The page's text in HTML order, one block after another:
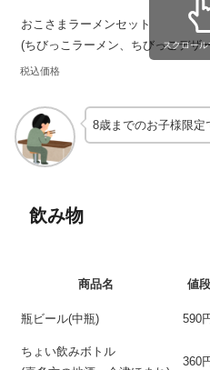
おこさまラーメンセット
(ちびっこラーメン、ちびっこデザ
スクロー
税込価格
8歳までのお子様限定
飲み物
商品名 値段
瓶ビール(中瓶) 590
ちょい飲みボトル
360